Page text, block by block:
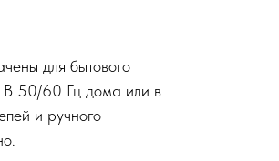
для бытового
В 50/60 Гц дома или в
и ручного